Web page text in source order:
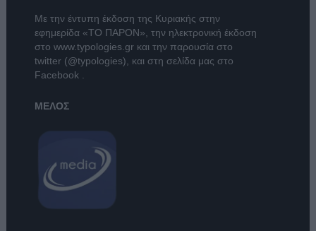
Με την έντυπη έκδοση της Κυριακής στην
εφημερίδα «ΤΟ ΠΑΡΟΝ» , την ηλεκτρονική έκδοση
στο www.typologies.grκαι την παρουσία στο
twitter (@typologies) , και στη σελίδα μας στο
Facebook
ΜΕΛΟΣ